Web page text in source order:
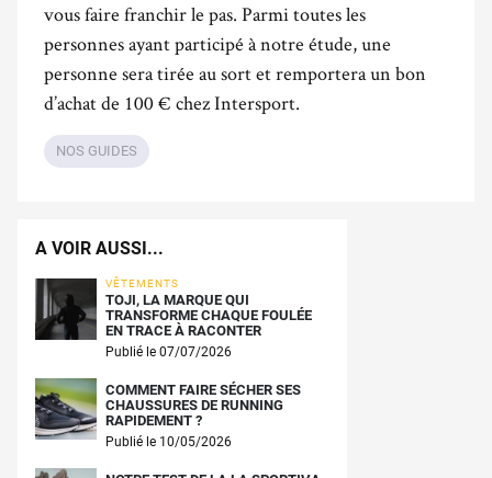
vous faire franchir le pas. Parmi toutes les
personnes ayant participé à notre étude, une
personne sera tirée au sort et remportera un bon
d’achat de 100 € chez Intersport.
NOS GUIDES
A VOIR AUSSI...
VÊTEMENTS
TOJI, LA MARQUE QUI
TRANSFORME CHAQUE FOULÉE
EN TRACE À RACONTER
Publié le 07/07/2026
COMMENT FAIRE SÉCHER SES
CHAUSSURES DE RUNNING
RAPIDEMENT ?
Publié le 10/05/2026